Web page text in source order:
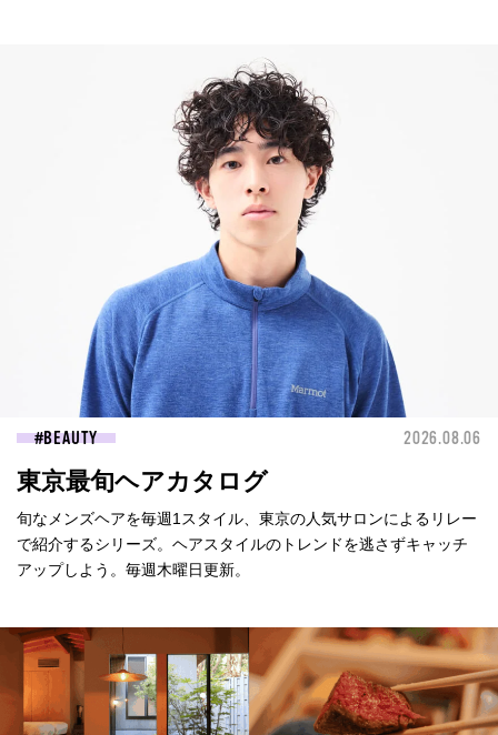
BEAUTY 2026.08.06
東京最旬ヘアカタログ
旬なメンズヘアを毎週1スタイル、東京の人気サロンによるリレー
で紹介するシリーズ。ヘアスタイルのトレンドを逃さずキャッチ
アップしよう。毎週木曜日更新。